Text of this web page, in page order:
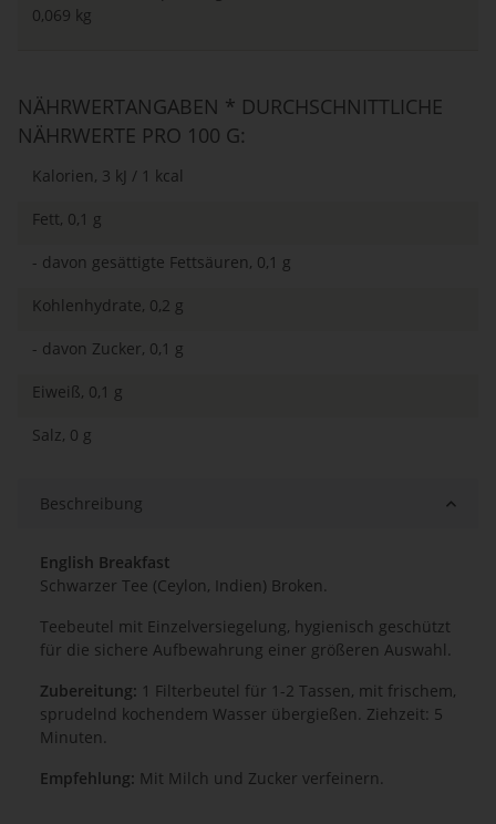
0,069 kg
NÄHRWERTANGABEN * DURCHSCHNITTLICHE
NÄHRWERTE PRO 100 G:
Kalorien, 3 kJ / 1 kcal
Fett, 0,1 g
- davon gesättigte Fettsäuren, 0,1 g
Kohlenhydrate, 0,2 g
- davon Zucker, 0,1 g
Eiweiß, 0,1 g
Salz, 0 g
Beschreibung
English Breakfast
Schwarzer Tee (Ceylon, Indien) Broken.
Teebeutel mit Einzelversiegelung, hygienisch geschützt
für die sichere Aufbewahrung einer größeren Auswahl.
Zubereitung: 1 Filterbeutel für 1-2 Tassen, mit frischem,
sprudelnd kochendem Wasser übergießen. Ziehzeit: 5
Minuten.
Empfehlung: Mit Milch und Zucker verfeinern.